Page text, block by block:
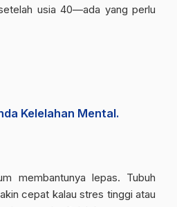
usia 40—ada yang perlu
Kelelahan Mental.
membantunya lepas. Tubuh
cepat kalau stres tinggi atau